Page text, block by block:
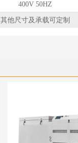
400V 50HZ
其他尺寸及承载可定制